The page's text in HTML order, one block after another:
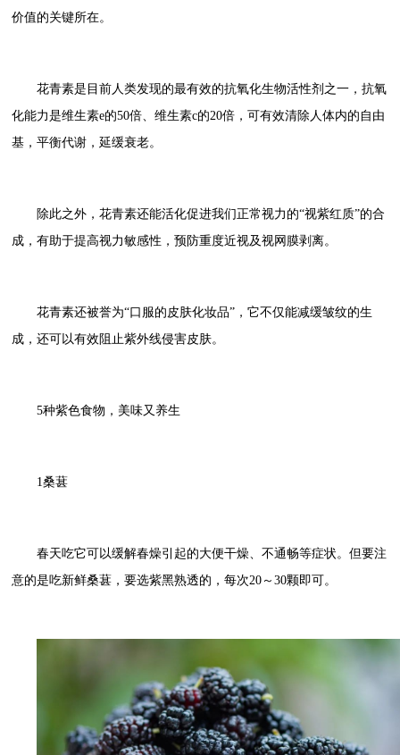
价值的关键所在。
花青素是目前人类发现的最有效的抗氧化生物活性剂之一，抗氧
化能力是维生素e的50倍、维生素c的20倍，可有效清除人体内的自由
基，平衡代谢，延缓衰老。
除此之外，花青素还能活化促进我们正常视力的“视紫红质”的合
成，有助于提高视力敏感性，预防重度近视及视网膜剥离。
花青素还被誉为“口服的皮肤化妆品”，它不仅能减缓皱纹的生
成，还可以有效阻止紫外线侵害皮肤。
5种紫色食物，美味又养生
1桑葚
春天吃它可以缓解春燥引起的大便干燥、不通畅等症状。但要注
意的是吃新鲜桑葚，要选紫黑熟透的，每次20～30颗即可。